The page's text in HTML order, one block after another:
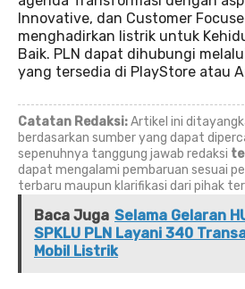
Innovative, dan Customer
menghadirkan listrik untuk
Baik. PLN dapat dihubungi
yang tersedia di PlayStore atau
Catatan Redaksi:Artikel ini
berdasarkan sumber yang dapat
sepenuhnya tanggung jawab redaksi
dapat mengalami pembaruan sesuai
terbaru maupun klarifikasi dari pihak
Baca Juga Selama Gelaran
SPKLU PLN Layani 340
Mobil Listrik